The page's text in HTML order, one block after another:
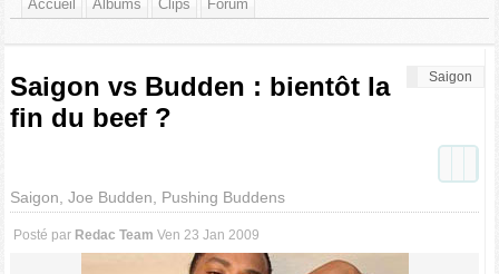
Accueil Albums Clips Forum
Saigon
Saigon vs Budden : bientôt la
fin du beef ?
Saigon, Joe Budden, Pushing Buddens
Posté par Redac Team Ven 23 Jan 2009